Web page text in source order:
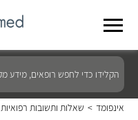
הקלידו
כדי
לחפש
רופאים,
מידע
אינפומד > שאלות ותשובות רפואיות